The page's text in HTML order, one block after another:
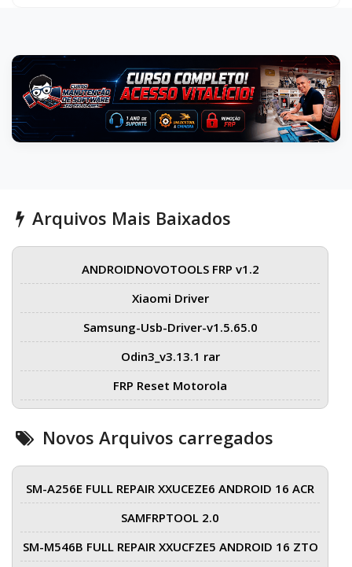
Arquivos Mais Baixados
ANDROIDNOVOTOOLS FRP v1.2
Xiaomi Driver
Samsung-Usb-Driver-v1.5.65.0
Odin3_v3.13.1 rar
FRP Reset Motorola
Novos Arquivos carregados
SM-A256E FULL REPAIR XXUCEZE6 ANDROID 16 ACR
SAMFRPTOOL 2.0
SM-M546B FULL REPAIR XXUCFZE5 ANDROID 16 ZTO